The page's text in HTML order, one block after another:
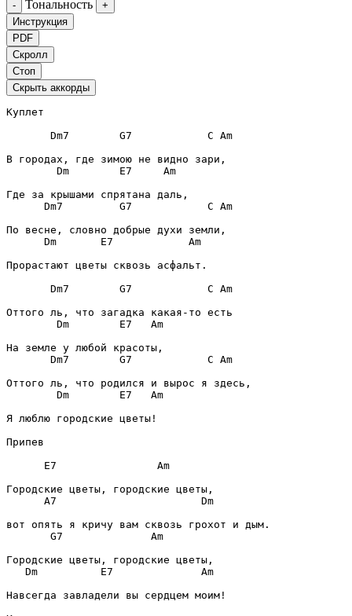
-
Тональность
+
Инструкция
PDF
Скролл
Стоп
Скрыть аккорды
Куплет
Dm7
G7 C Am
Dm
E7
Am
Dm7
G7 C Am
Dm
E7
Am
Прорастают цветы сквозь асфальт.
Dm7
G7 C Am
Dm
E7
Am
Dm7
G7 C Am
Dm
E7
Am
Я люблю городские цветы!
Припев
E7
Am
A7
Dm
G7
Am
Dm
E7
Am
Навсегда завладели вы сердцем моим!